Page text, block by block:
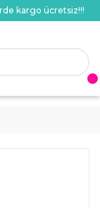
kargo ücretsiz!!!